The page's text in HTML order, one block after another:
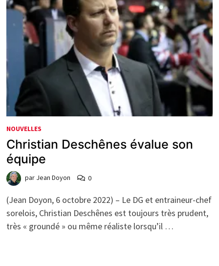
NOUVELLES
Christian Deschênes évalue son
équipe
par Jean Doyon 0
(Jean Doyon, 6 octobre 2022) – Le DG et entraineur-chef
sorelois, Christian Deschênes est toujours très prudent,
très « groundé » ou même réaliste lorsqu’il …